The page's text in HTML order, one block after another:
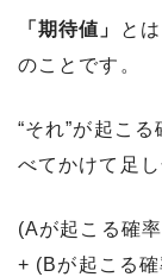
「期待値」 とは
のことです。
“それ”が起こ
べてかけて足
(Aが起こる確
+ (Bが起こる